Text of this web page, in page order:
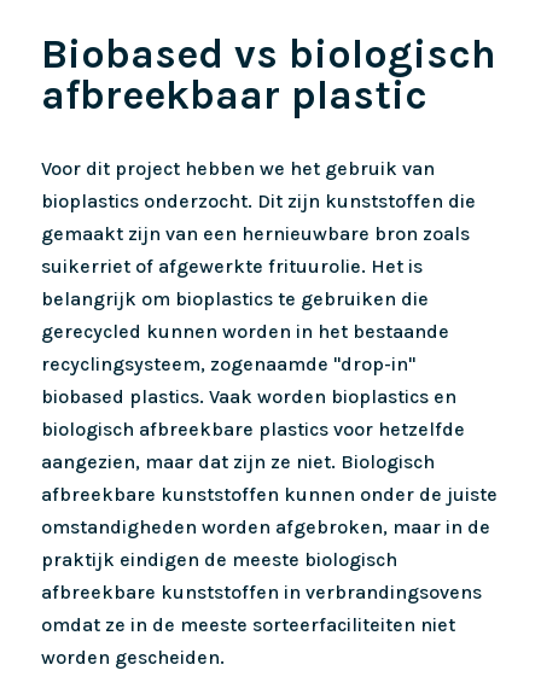
Biobased vs biologisch
afbreekbaar plastic
Voor dit project hebben we het gebruik van
bioplastics onderzocht. Dit zijn kunststoffen die
gemaakt zijn van een hernieuwbare bron zoals
suikerriet of afgewerkte frituurolie. Het is
belangrijk om bioplastics te gebruiken die
gerecycled kunnen worden in het bestaande
recyclingsysteem, zogenaamde "drop-in"
biobased plastics. Vaak worden bioplastics en
biologisch afbreekbare plastics voor hetzelfde
aangezien, maar dat zijn ze niet. Biologisch
afbreekbare kunststoffen kunnen onder de juiste
omstandigheden worden afgebroken, maar in de
praktijk eindigen de meeste biologisch
afbreekbare kunststoffen in verbrandingsovens
omdat ze in de meeste sorteerfaciliteiten niet
worden gescheiden.